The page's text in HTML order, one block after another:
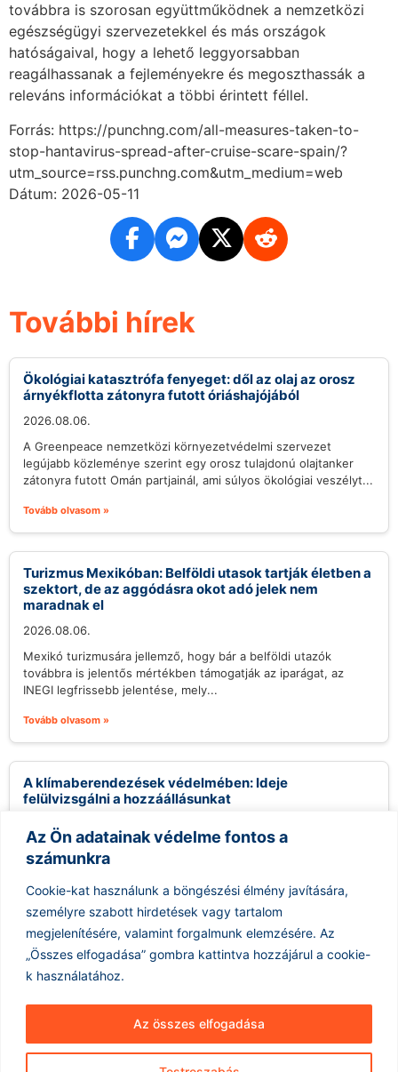
Az Ön adatainak védelme fontos a
számunkra
Cookie-kat használunk a böngészési élmény javítására,
személyre szabott hirdetések vagy tartalom
megjelenítésére, valamint forgalmunk elemzésére. Az
„Összes elfogadása” gombra kattintva hozzájárul a cookie-
k használatához.
Az összes elfogadása
továbbra is szorosan együttműködnek a nemzetközi
egészségügyi szervezetekkel és más országok
hatóságaival, hogy a lehető leggyorsabban
reagálhassanak a fejleményekre és megoszthassák a
releváns információkat a többi érintett féllel.
Forrás: https://punchng.com/all-measures-taken-to-
stop-hantavirus-spread-after-cruise-scare-spain/?
utm_source=rss.punchng.com&utm_medium=web
Dátum: 2026-05-11
További hírek
Ökológiai katasztrófa fenyeget: dől az olaj az orosz
árnyékflotta zátonyra futott óriáshajójából
2026.08.06.
A Greenpeace nemzetközi környezetvédelmi szervezet
legújabb közleménye szerint egy orosz tulajdonú olajtanker
zátonyra futott Omán partjainál, ami súlyos ökológiai veszélyt...
Tovább olvasom »
Turizmus Mexikóban: Belföldi utasok tartják életben a
szektort, de az aggódásra okot adó jelek nem
maradnak el
2026.08.06.
Mexikó turizmusára jellemző, hogy bár a belföldi utazók
továbbra is jelentős mértékben támogatják az iparágat, az
INEGI legfrissebb jelentése, mely...
Tovább olvasom »
A klímaberendezések védelmében: Ideje
felülvizsgálni a hozzáállásunkat
A klímaberendezések használata sokak számára
ellentmondásos kérdést jelent, különösen a környezettudatos
közösségekben. Gyakran hallani kritikákat, melyek szerint a
légkondicionálók felesleges...
Tovább olvasom »